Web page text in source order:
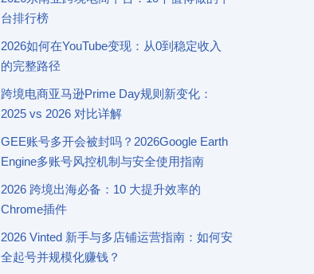
台排行榜
2026如何在YouTube变现：从0到稳定收入
的完整路径
跨境电商亚马逊Prime Day规则新变化：
2025 vs 2026 对比详解
GEE账号多开会被封吗？2026Google Earth
Engine多账号风控机制与安全使用指南
2026 跨境出海必备：10 大提升效率的
Chrome插件
2026 Vinted 新手与多店铺运营指南：如何安
全起号并规模化赚钱？